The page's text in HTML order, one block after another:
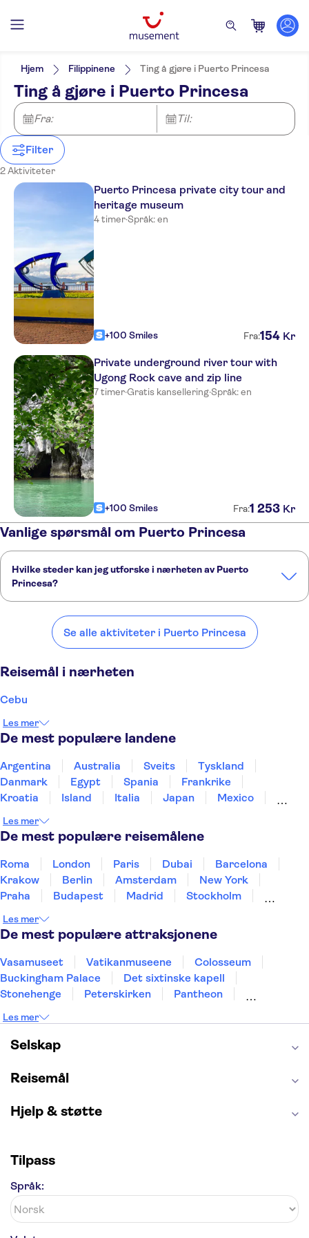
Filters
NO-PICKUP
Alternativer
Inngangsbilletter inkludert
Privat rundtur
Øyeblikkelig bekreftelse
Måltid er inkludert
Små Grupper
Gratis kansellering
Aktiviteter
Utendørsaktiviteter
Båtturer
Severdigheter og guidede turer
Transfer
Aktivitetsspråk
Hjem Filippinene Ting å gjøre i Puerto Princesa
Ting å gjøre i Puerto Princesa
Fra: Til:
Filter
2 Aktiviteter
Puerto Princesa private city tour and
heritage museum
4 timer·Språk: en
+100 Smiles Fra:154 Kr
Private underground river tour with
Ugong Rock cave and zip line
7 timer·Gratis kansellering·Språk: en
+100 Smiles Fra:1 253 Kr
Vanlige spørsmål om Puerto Princesa
Hvilke steder kan jeg utforske i nærheten av Puerto
Princesa?
Lombok - Praya Quy Nhon
Se alle aktiviteter i Puerto Princesa
Reisemål i nærheten
Cebu
Les mer
De mest populære landene
Argentina Australia Sveits
Tyskland
Danmark
Egypt Spania
Frankrike
Kroatia
Island Italia Japan
Mexico
Sverige
Thailand Tyrkia
Les mer
De mest populære reisemålene
Roma London Paris Dubai
Barcelona
Krakow
Berlin Amsterdam
New York
Praha
Budapest Madrid
Stockholm
Alicante
Les mer
De mest populære attraksjonene
Vasamuseet Vatikanmuseene
Colosseum
Buckingham Palace
Det sixtinske kapell
Stonehenge
Peterskirken
Pantheon
Burj Khalifa
Keukenhof
Edinburgh Castle
Alcatraz
Golden Circle
Les mer
Selskap
Reisemål
Hjelp & støtte
Tilpass
Språk: